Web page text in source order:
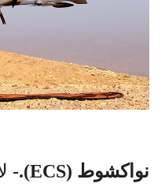
نواكشوط (ECS).-